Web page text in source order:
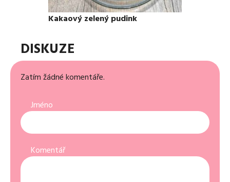
Kakaový zelený pudink
DISKUZE
Zatím žádné komentáře.
Jméno
Komentář